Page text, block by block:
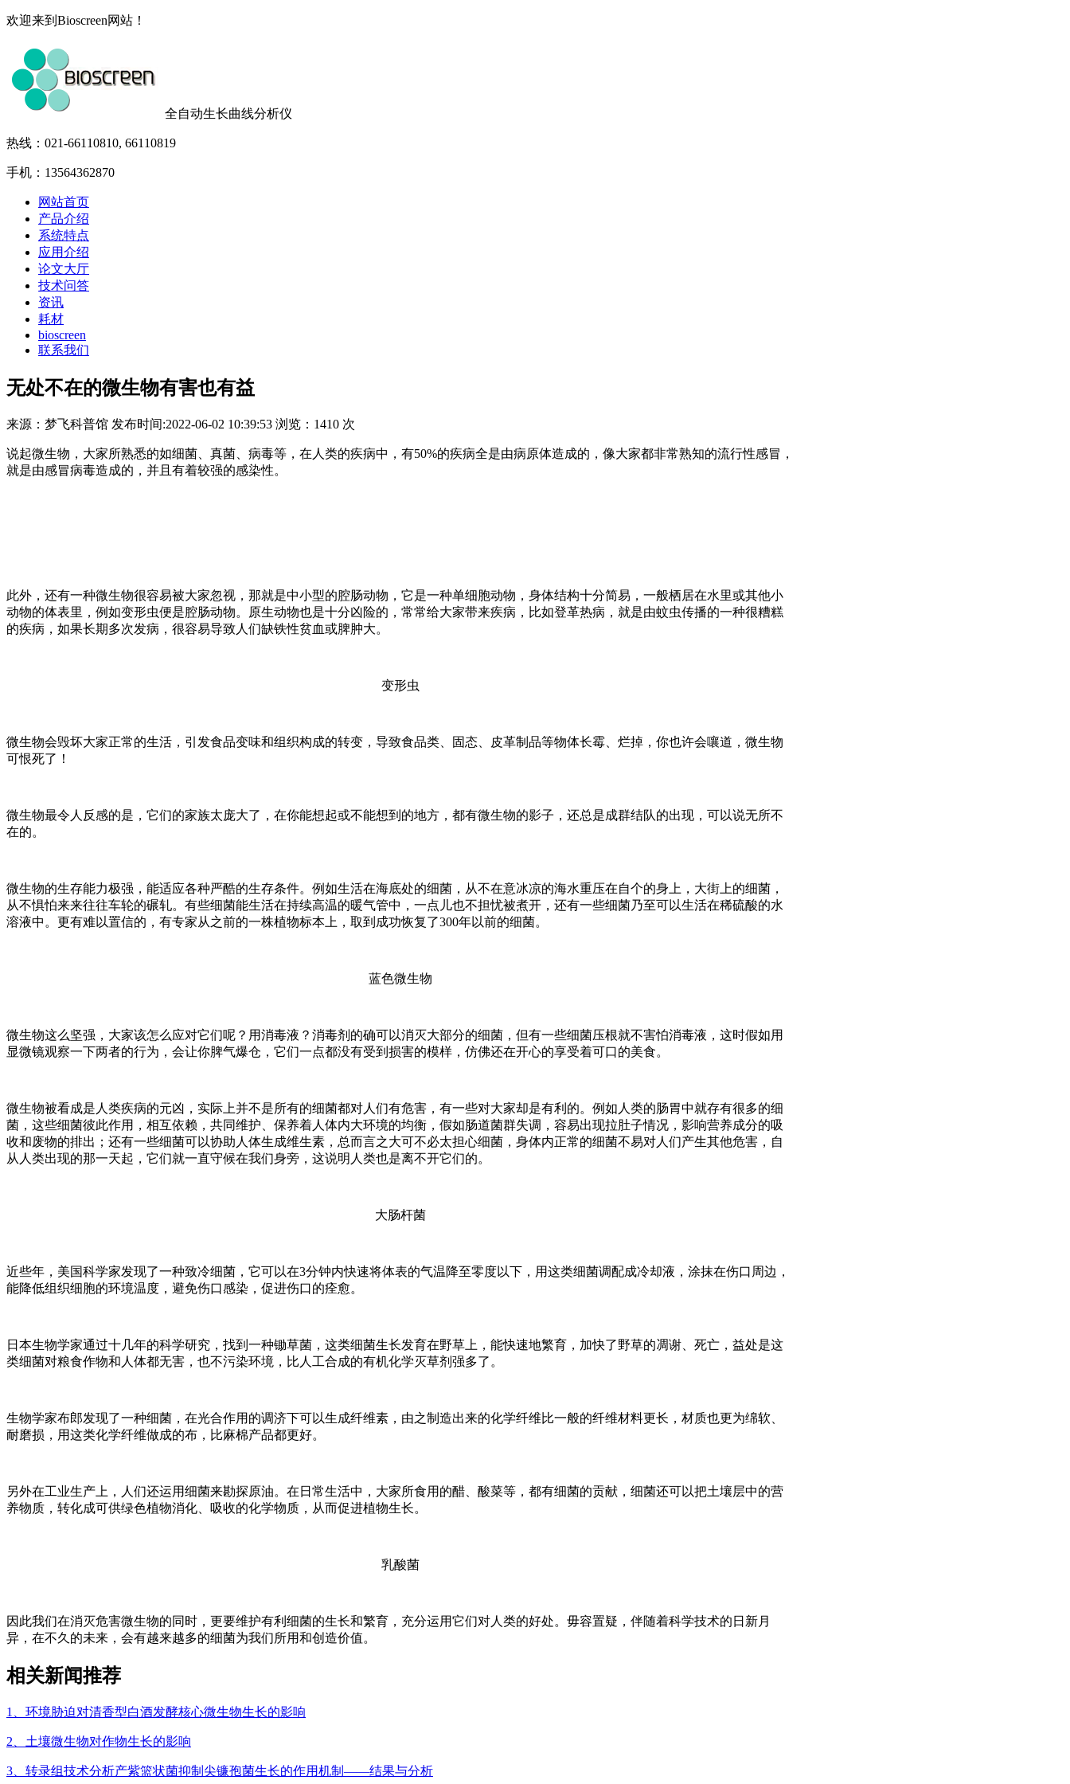
欢迎来到Bioscreen网站！
全自动生长曲线分析仪
热线：021-66110810, 66110819
手机：13564362870
网站首页
产品介绍
系统特点
应用介绍
论文大厅
技术问答
资讯
耗材
bioscreen
联系我们
无处不在的微生物有害也有益
来源： 梦飞科普馆 发布时间:2022-06-02 10:39:53 浏览： 1410 次
说起微生物，大家所熟悉的如细菌、真菌、病毒等，在人类的疾病中，有50%的疾病全是由病原体造成的，像大家都非常熟知的流行性感冒，
就是由感冒病毒造成的，并且有着较强的感染性。
此外，还有一种微生物很容易被大家忽视，那就是中小型的腔肠动物，它是一种单细胞动物，身体结构十分简易，一般栖居在水里或其他小
动物的体表里，例如变形虫便是腔肠动物。原生动物也是十分凶险的，常常给大家带来疾病，比如登革热病，就是由蚊虫传播的一种很糟糕
的疾病，如果长期多次发病，很容易导致人们缺铁性贫血或脾肿大。
变形虫
微生物会毁坏大家正常的生活，引发食品变味和组织构成的转变，导致食品类、固态、皮革制品等物体长霉、烂掉，你也许会嚷道，微生物
可恨死了！
微生物最令人反感的是，它们的家族太庞大了，在你能想起或不能想到的地方，都有微生物的影子，还总是成群结队的出现，可以说无所不
在的。
微生物的生存能力极强，能适应各种严酷的生存条件。例如生活在海底处的细菌，从不在意冰凉的海水重压在自个的身上，大街上的细菌，
从不惧怕来来往往车轮的碾轧。有些细菌能生活在持续高温的暖气管中，一点儿也不担忧被煮开，还有一些细菌乃至可以生活在稀硫酸的水
溶液中。更有难以置信的，有专家从之前的一株植物标本上，取到成功恢复了300年以前的细菌。
蓝色微生物
微生物这么坚强，大家该怎么应对它们呢？用消毒液？消毒剂的确可以消灭大部分的细菌，但有一些细菌压根就不害怕消毒液，这时假如用
显微镜观察一下两者的行为，会让你脾气爆仓，它们一点都没有受到损害的模样，仿佛还在开心的享受着可口的美食。
微生物被看成是人类疾病的元凶，实际上并不是所有的细菌都对人们有危害，有一些对大家却是有利的。例如人类的肠胃中就存有很多的细
菌，这些细菌彼此作用，相互依赖，共同维护、保养着人体内大环境的均衡，假如肠道菌群失调，容易出现拉肚子情况，影响营养成分的吸
收和废物的排出；还有一些细菌可以协助人体生成维生素，总而言之大可不必太担心细菌，身体内正常的细菌不易对人们产生其他危害，自
从人类出现的那一天起，它们就一直守候在我们身旁，这说明人类也是离不开它们的。
大肠杆菌
近些年，美国科学家发现了一种致冷细菌，它可以在3分钟内快速将体表的气温降至零度以下，用这类细菌调配成冷却液，涂抹在伤口周边，
能降低组织细胞的环境温度，避免伤口感染，促进伤口的痊愈。
日本生物学家通过十几年的科学研究，找到一种锄草菌，这类细菌生长发育在野草上，能快速地繁育，加快了野草的凋谢、死亡，益处是这
类细菌对粮食作物和人体都无害，也不污染环境，比人工合成的有机化学灭草剂强多了。
生物学家布郎发现了一种细菌，在光合作用的调济下可以生成纤维素，由之制造出来的化学纤维比一般的纤维材料更长，材质也更为绵软、
耐磨损，用这类化学纤维做成的布，比麻棉产品都更好。
另外在工业生产上，人们还运用细菌来勘探原油。在日常生活中，大家所食用的醋、酸菜等，都有细菌的贡献，细菌还可以把土壤层中的营
养物质，转化成可供绿色植物消化、吸收的化学物质，从而促进植物生长。
乳酸菌
因此我们在消灭危害微生物的同时，更要维护有利细菌的生长和繁育，充分运用它们对人类的好处。毋容置疑，伴随着科学技术的日新月
异，在不久的未来，会有越来越多的细菌为我们所用和创造价值。
相关新闻推荐
1、环境胁迫对清香型白酒发酵核心微生物生长的影响
2、土壤微生物对作物生长的影响
3、转录组技术分析产紫篮状菌抑制尖镰孢菌生长的作用机制——结果与分析